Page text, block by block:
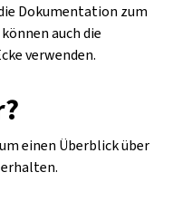
Dokumentation zum
auch die
verwenden.
einen Überblick über